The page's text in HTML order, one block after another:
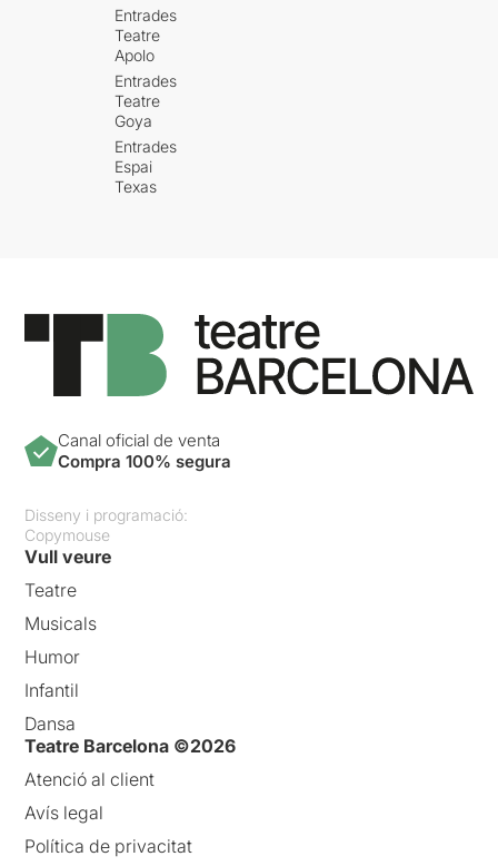
Entrades
Teatre
Apolo
Entrades
Teatre
Goya
Entrades
Espai
Texas
Canal oficial de venta
Compra 100% segura
Disseny i programació:
Copymouse
Vull veure
Teatre
Musicals
Humor
Infantil
Dansa
Teatre Barcelona ©2026
Atenció al client
Avís legal
Política de privacitat